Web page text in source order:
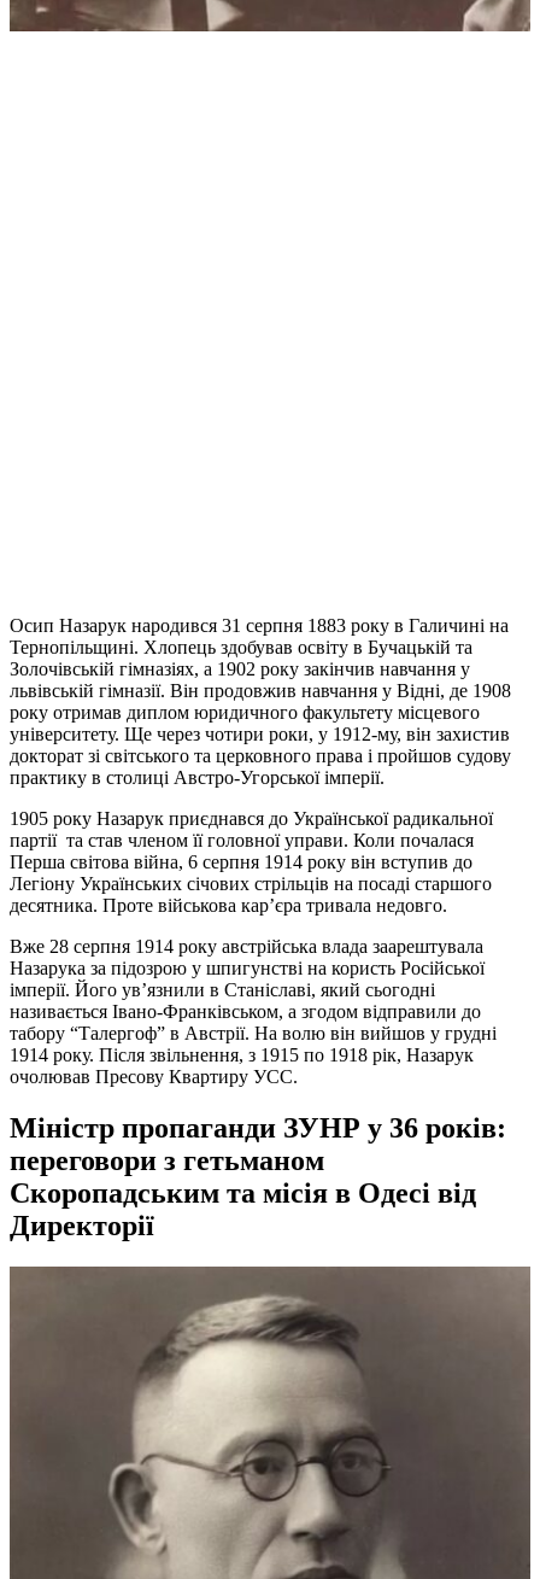
Осип Назарук народився 31 серпня 1883 року в Галичині на
Тернопільщині. Хлопець здобував освіту в Бучацькій та
Золочівській гімназіях, а 1902 року закінчив навчання у
львівській гімназії. Він продовжив навчання у Відні, де 1908
року отримав диплом юридичного факультету місцевого
університету. Ще через чотири роки, у 1912-му, він захистив
докторат зі світського та церковного права і пройшов судову
практику в столиці Австро-Угорської імперії.
1905 року Назарук приєднався до Української радикальної
партії та став членом її головної управи. Коли почалася
Перша світова війна, 6 серпня 1914 року він вступив до
Легіону Українських січових стрільців на посаді старшого
десятника. Проте військова кар’єра тривала недовго.
Вже 28 серпня 1914 року австрійська влада заарештувала
Назарука за підозрою у шпигунстві на користь Російської
імперії. Його ув’язнили в Станіславі, який сьогодні
називається Івано-Франківськом, а згодом відправили до
табору “Талергоф” в Австрії. На волю він вийшов у грудні
1914 року. Після звільнення, з 1915 по 1918 рік, Назарук
очолював Пресову Квартиру УСС.
Міністр пропаганди ЗУНР у 36 років:
переговори з гетьманом
Скоропадським та місія в Одесі від
Директорії